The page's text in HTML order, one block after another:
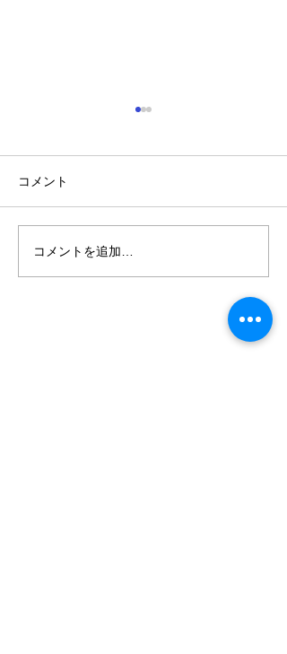
年に一度の大決算セール.
コメント
コメントを追加…